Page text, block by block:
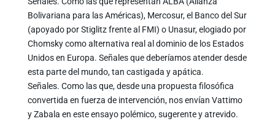
Bolivariana para las Américas), Mercosur, el Banco del Sur
(apoyado por Stiglitz frente al FMI) o Unasur, elogiado por
Chomsky como alternativa real al dominio de los Estados
Unidos en Europa. Señales que deberíamos atender desde
esta parte del mundo, tan castigada y apática.
Señales. Como las que, desde una propuesta filosófica
convertida en fuerza de intervención, nos envían Vattimo
y Zabala en este ensayo polémico, sugerente y atrevido.